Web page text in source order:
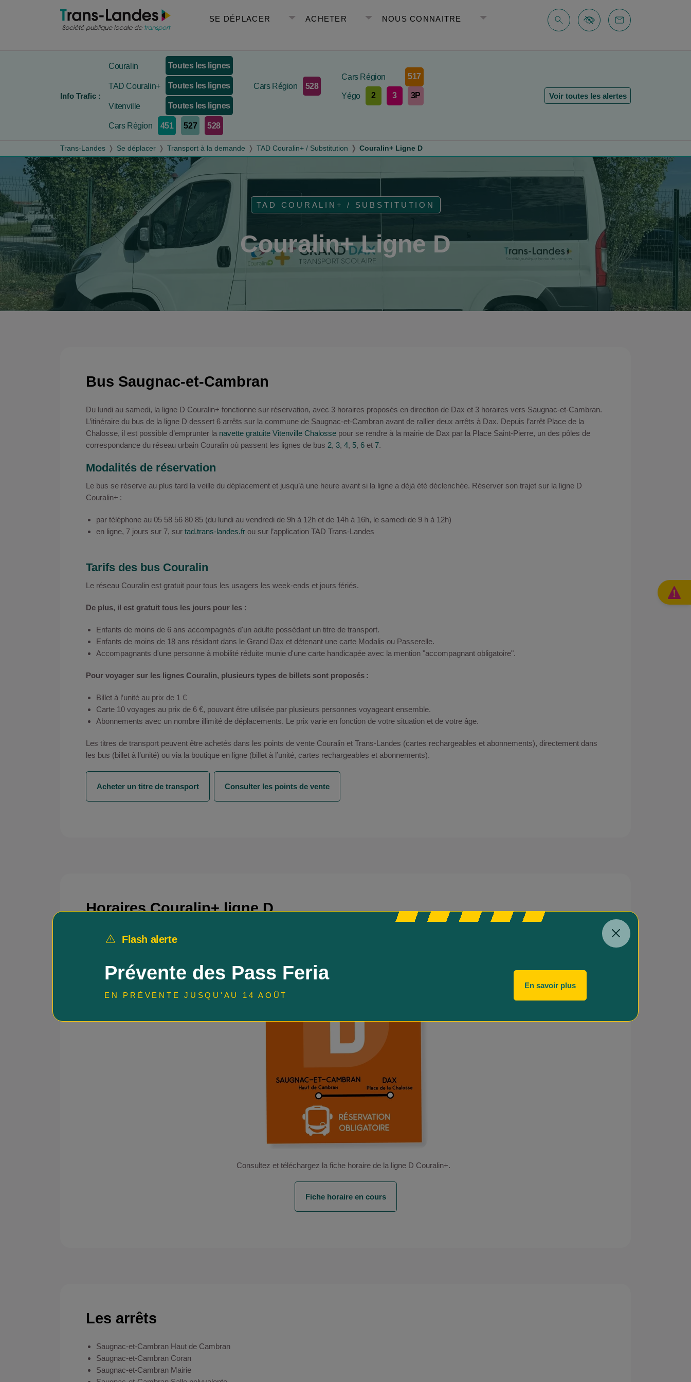
SE DÉPLACER
ACHETER NOUS CONNAITRE
Info Trafic :
Couralin Toutes les lignes
TAD Couralin+ Toutes les lignes
Vitenville Toutes les lignes
Cars Région 528
Cars Région 517
Yégo 2 3 3P
Cars Région 451 527 528
Voir toutes les alertes
Trans-Landes Se déplacer Transport à la demande TAD Couralin+ / Substitution Couralin+ Ligne D
TAD COURALIN+ / SUBSTITUTION
Couralin+ Ligne D
Bus Saugnac-et-Cambran
Du lundi au samedi, la ligne D Couralin+ fonctionne sur réservation, avec 3 horaires proposés en direction de Dax et 3 horaires vers Saugnac-et-Cambran.
L’itinéraire du bus de la ligne D dessert 6 arrêts sur la commune de Saugnac-et-Cambran avant de rallier deux arrêts à Dax. Depuis l’arrêt Place de la
Chalosse, il est possible d’emprunter la navette gratuite Vitenville Chalosse pour se rendre à la mairie de Dax par la Place Saint-Pierre, un des pôles de
correspondance du réseau urbain Couralin où passent les lignes de bus 2, 3, 4, 5, 6 et 7.
Modalités de réservation
Le bus se réserve au plus tard la veille du déplacement et jusqu’à une heure avant si la ligne a déjà été déclenchée. Réserver son trajet sur la ligne D
Couralin+ :
par téléphone au 05 58 56 80 85 (du lundi au vendredi de 9h à 12h et de 14h à 16h, le samedi de 9 h à 12h)
en ligne, 7 jours sur 7, sur tad.trans-landes.fr ou sur l’application TAD Trans-Landes
Tarifs des bus Couralin
Le réseau Couralin est gratuit pour tous les usagers les week-ends et jours fériés.
De plus, il est gratuit tous les jours pour les :
Enfants de moins de 6 ans accompagnés d'un adulte possédant un titre de transport.
Enfants de moins de 18 ans résidant dans le Grand Dax et détenant une carte Modalis ou Passerelle.
Accompagnants d'une personne à mobilité réduite munie d'une carte handicapée avec la mention "accompagnant obligatoire".
Pour voyager sur les lignes Couralin, plusieurs types de billets sont proposés :
Billet à l’unité au prix de 1 €
Carte 10 voyages au prix de 6 €, pouvant être utilisée par plusieurs personnes voyageant ensemble.
Abonnements avec un nombre illimité de déplacements. Le prix varie en fonction de votre situation et de votre âge.
Les titres de transport peuvent être achetés dans les points de vente Couralin et Trans-Landes (cartes rechargeables et abonnements), directement dans
les bus (billet à l’unité) ou via la boutique en ligne (billet à l’unité, cartes rechargeables et abonnements).
Acheter un titre de transport Consulter les points de vente
Horaires Couralin+ ligne D
Consultez et téléchargez la fiche horaire de la ligne D Couralin+.
Fiche horaire en cours
Les arrêts
Saugnac-et-Cambran Haut de Cambran
Saugnac-et-Cambran Coran
Saugnac-et-Cambran Mairie
Flash alerte
Prévente des Pass Feria
EN PRÉVENTE JUSQU'AU 14 AOÛT
En savoir plus